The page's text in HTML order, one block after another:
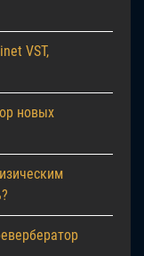
VST,
новых